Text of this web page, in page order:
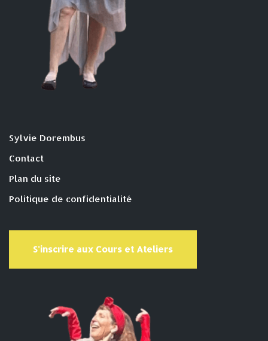
Sylvie Dorembus
Contact
Plan du site
Politique de confidentialité
S'inscrire aux Cours et Ateliers